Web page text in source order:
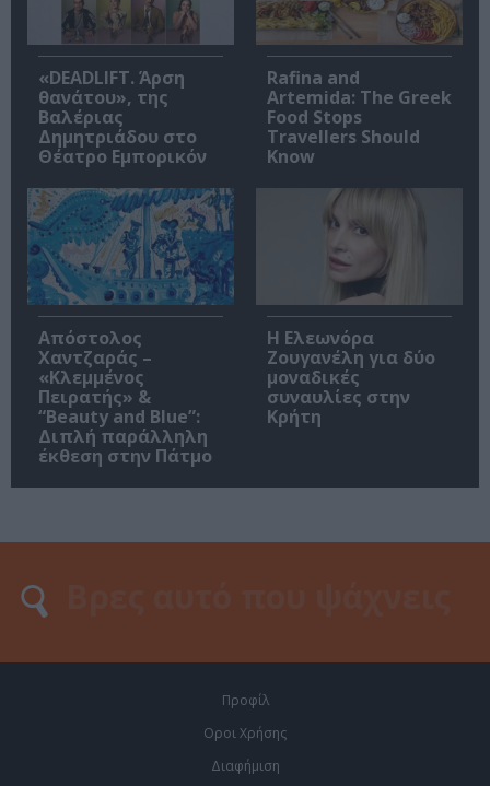
«DEADLIFT. Άρση
θανάτου», της
Βαλέριας
Δημητριάδου στο
Θέατρο Εμπορικόν
Rafina and
Artemida: The Greek
Food Stops
Travellers Should
Know
Απόστολος
Χαντζαράς –
«Κλεμμένος
Πειρατής» &
“Beauty and Blue”:
Διπλή παράλληλη
έκθεση στην Πάτμο
Η Ελεωνόρα
Ζουγανέλη για δύο
μοναδικές
συναυλίες στην
Κρήτη
Προφίλ
Οροι Χρήσης
Διαφήμιση